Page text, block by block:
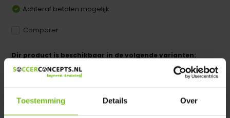
Toestemming Details Over
Achteraf betalen mogelijk
Comparer
Dir product is beschikbaar in de volgende varianten:
Heeft u een vraag over dit product ?
We helpen u graag met meer informatie